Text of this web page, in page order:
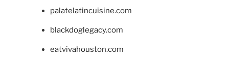
palatelatincuisine.com
blackdoglegacy.com
eatvivahouston.com